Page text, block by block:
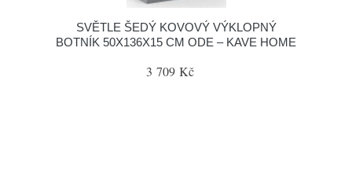
SVĚTLE ŠEDÝ KOVOVÝ VÝKLOPNÝ
BOTNÍK 50X136X15 CM ODE – KAVE HOME
3 709 Kč